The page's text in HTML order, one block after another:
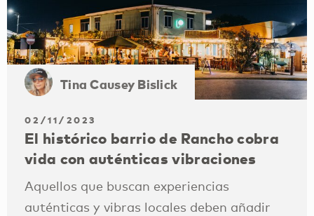
Tina Causey Bislick
02/11/2023
El histórico barrio de Rancho cobra
vida con auténticas vibraciones
Aquellos que buscan experiencias
auténticas y vibras locales deben añadir